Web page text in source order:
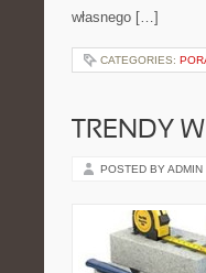
własnego […]
CATEGORIES:
TRENDY
POSTED BY ADMIN